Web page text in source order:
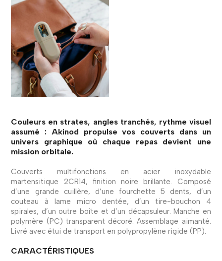
Couleurs en strates, angles tranchés, rythme visuel
assumé : Akinod propulse vos couverts dans un
univers graphique où chaque repas devient une
mission orbitale.
Couverts multifonctions en acier inoxydable
martensitique 2CR14, finition noire brillante. Composé
d’une grande cuillère, d’une fourchette 5 dents, d’un
couteau à lame micro dentée, d’un tire-bouchon 4
spirales, d’un outre boîte et d’un décapsuleur. Manche en
polymère (PC) transparent décoré. Assemblage aimanté.
Livré avec étui de transport en polypropylène rigide (PP).
CARACTÉRISTIQUES